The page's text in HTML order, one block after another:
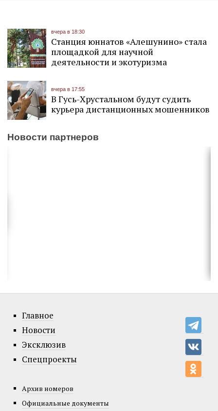
вчера в 18:30
Станция юннатов «Алешунино» стала
площадкой для научной
деятельности и экотуризма
вчера в 17:55
В Гусь-Хрустальном будут судить
курьера дистанционных мошенников
Новости партнеров
Главное
Новости
Эксклюзив
Спецпроекты
Архив номеров
Официальные документы